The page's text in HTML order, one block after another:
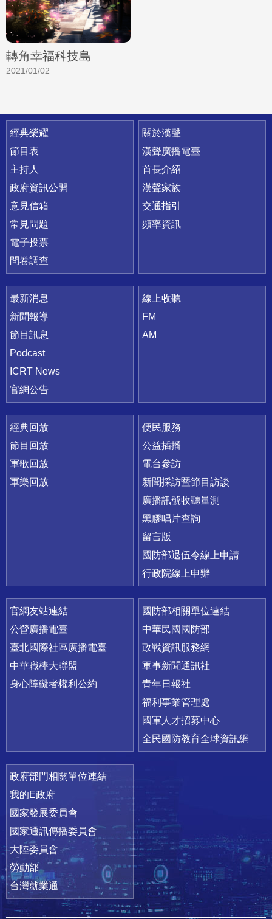
轉角幸福科技島
2021/01/02
快速連結
經典榮耀
節目表
主持人
政府資訊公開
意見信箱
常見問題
電子投票
問卷調查
關於漢聲
漢聲廣播電臺
首長介紹
漢聲家族
交通指引
頻率資訊
最新消息
新聞報導
節目訊息
Podcast
ICRT News
官網公告
線上收聽
FM
AM
經典回放
節目回放
軍歌回放
軍樂回放
便民服務
公益插播
電台參訪
新聞採訪暨節目訪談
廣播訊號收聽量測
黑膠唱片查詢
留言版
國防部退伍令線上申請
行政院線上申辦
官網友站連結
公營廣播電臺
臺北國際社區廣播電臺
中華職棒大聯盟
身心障礙者權利公約
國防部相關單位連結
中華民國國防部
政戰資訊服務網
軍事新聞通訊社
青年日報社
福利事業管理處
國軍人才招募中心
全民國防教育全球資訊網
政府部門相關單位連結
我的E政府
國家發展委員會
國家通訊傳播委員會
大陸委員會
勞動部
台灣就業通